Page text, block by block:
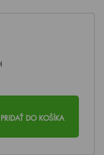
PRIDAŤ DO KOŠÍKA